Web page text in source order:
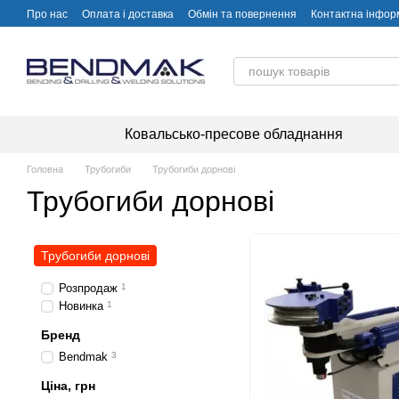
Перейти до основного контенту
Про нас Оплата і доставка Обмін та повернення Контактна
Ковальсько-пресове обладнання
Головна Трубогиби Трубогиби дорнові
Трубогиби дорнові
Трубогиби дорнові
Розпродаж 1
Новинка 1
Бренд
Bendmak 3
Ціна, грн